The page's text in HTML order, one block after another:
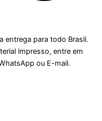
entrega para todo Brasil.
impresso, entre em
ou E-mail.